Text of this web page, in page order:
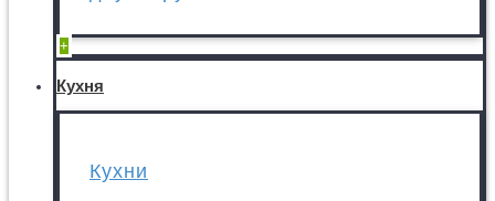
+
Кухня
Кухни